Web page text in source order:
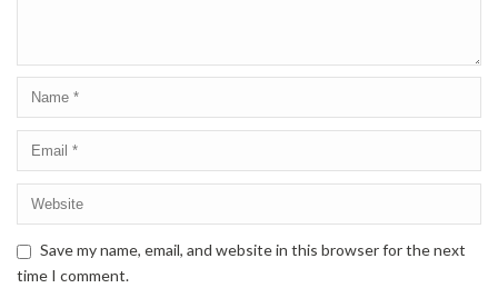
Save my name, email, and website in this browser for the next
time I comment.